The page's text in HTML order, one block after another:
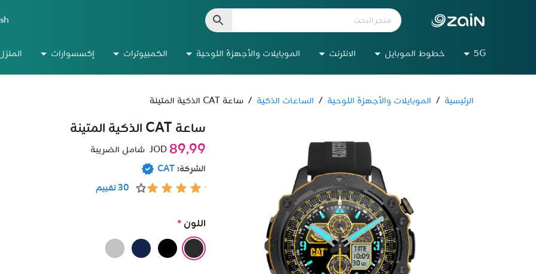
5G خطوط الموبايل الانترنت الموبايلات والأجهزة اللوحية الكمبيوترات إكسسوارات
الرئيسية / الموبايلات والأجهزة اللوحية / الساعات الذكية / ساعة CAT الذكية المتينة
ساعة CAT الذكية المتينة
89٫99
شامل الضريبة
الشركة:CAT
30 تقييم
اللون *